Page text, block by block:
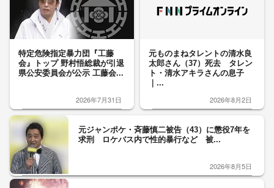
特定危険指定暴力団『工藤
会』トップ 野村悟総裁が引退
県公安委員会が公示 工藤会...
2026年7月31日
元ものまねタレントの清水良
太郎さん（37）死去 タレン
ト・清水アキラさんの息子
｜...
2026年8月2日
元ジャンポケ・斉藤慎二被告（43）に懲役7年を
求刑 ロケバス内で性的暴行など 被...
2026年8月5日